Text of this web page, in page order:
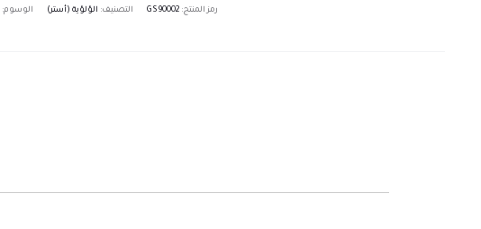
رمز المنتج: GS90002 التصنيف: الؤلؤية (أستر) الوسوم: